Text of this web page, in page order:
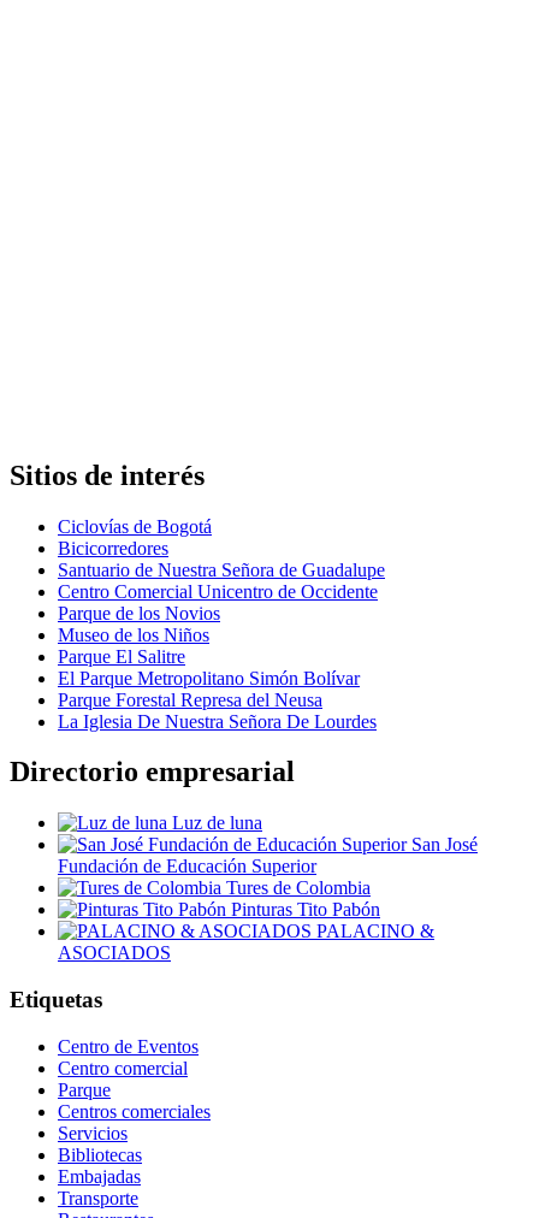
Sitios de interés
Ciclovías de Bogotá
Bicicorredores
Santuario de Nuestra Señora de Guadalupe
Centro Comercial Unicentro de Occidente
Parque de los Novios
Museo de los Niños
Parque El Salitre
El Parque Metropolitano Simón Bolívar
Parque Forestal Represa del Neusa
La Iglesia De Nuestra Señora De Lourdes
Directorio empresarial
Luz de luna
San José
Fundación de Educación Superior
Tures de Colombia
Pinturas Tito Pabón
PALACINO &
ASOCIADOS
Etiquetas
Centro de Eventos
Centro comercial
Parque
Centros comerciales
Servicios
Bibliotecas
Embajadas
Transporte